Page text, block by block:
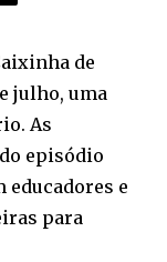
de
julho, uma
As
episódio
educadores e
para